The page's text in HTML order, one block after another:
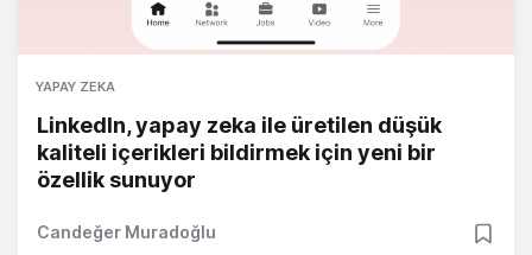
YAPAY ZEKA
LinkedIn, yapay zeka ile üretilen düşük
kaliteli içerikleri bildirmek için yeni bir
özellik sunuyor
Candeğer Muradoğlu